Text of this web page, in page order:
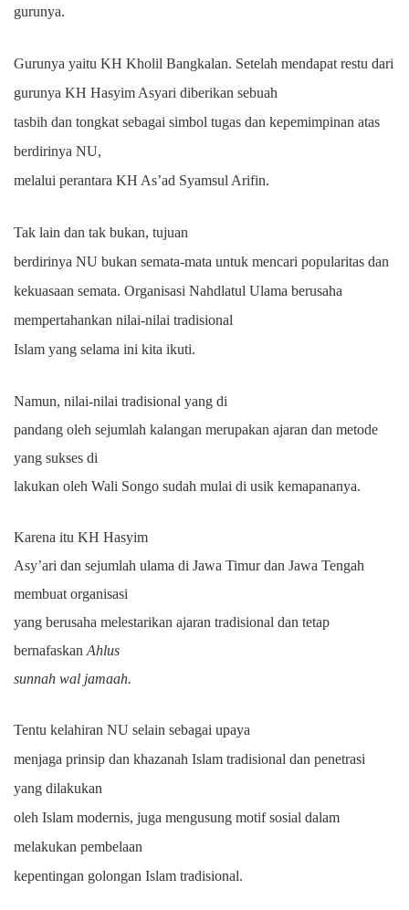
gurunya.
Gurunya yaitu KH Kholil Bangkalan. Setelah mendapat restu dari
gurunya KH Hasyim Asyari diberikan sebuah
tasbih dan tongkat sebagai simbol tugas dan kepemimpinan atas
berdirinya NU,
melalui perantara KH As’ad Syamsul Arifin.
Tak lain dan tak bukan, tujuan
berdirinya NU bukan semata-mata untuk mencari popularitas dan
kekuasaan semata. Organisasi Nahdlatul Ulama berusaha
mempertahankan nilai-nilai tradisional
Islam yang selama ini kita ikuti.
Namun, nilai-nilai tradisional yang di
pandang oleh sejumlah kalangan merupakan ajaran dan metode
yang sukses di
lakukan oleh Wali Songo sudah mulai di usik kemapananya.
Karena itu KH Hasyim
Asy’ari dan sejumlah ulama di Jawa Timur dan Jawa Tengah
membuat organisasi
yang berusaha melestarikan ajaran tradisional dan tetap
bernafaskan Ahlus
sunnah wal jamaah.
Tentu kelahiran NU selain sebagai upaya
menjaga prinsip dan khazanah Islam tradisional dan penetrasi
yang dilakukan
oleh Islam modernis, juga mengusung motif sosial dalam
melakukan pembelaan
kepentingan golongan Islam tradisional.